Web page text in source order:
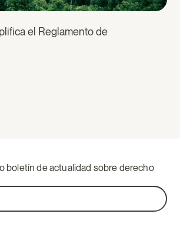
el Reglamento de
boletín de actualidad sobre derecho